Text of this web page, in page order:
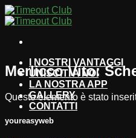
Salta
ai
I NOSTRI VANTAGGI
UNISCITI A NOI
LA NOSTRA APP
GALLERY
CONTATTI
Merlicco Vito:
Questo elemento è stato
youreasyweb